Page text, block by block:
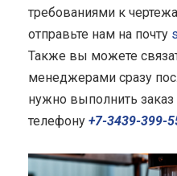
требованиями к
отправьте нам на почту
Также вы можете
менеджерами сразу
нужно выполнить
телефону +7-3439-399-